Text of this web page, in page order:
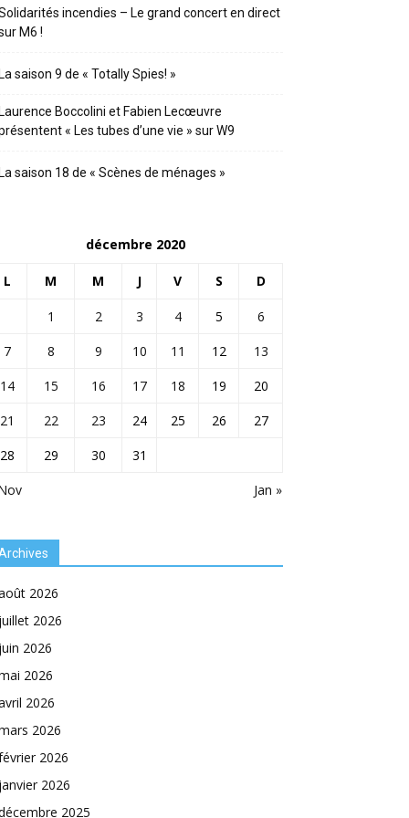
incendies – Le grand concert en direct
M6 !
saison 9 de « Totally Spies! »
Boccolini et Fabien Lecœuvre
« Les tubes d’une vie » sur W9
saison 18 de « Scènes de ménages »
décembre 2020
L M M J V S D
Jan »
1 2 3 4 5
6
7
8 9 10 11 12
13
14
15 16 17 18 19
20
21
22 23 24 25 26
27
28
29 30 31
2026
2026
2026
2026
2026
2026
2026
2026
2025